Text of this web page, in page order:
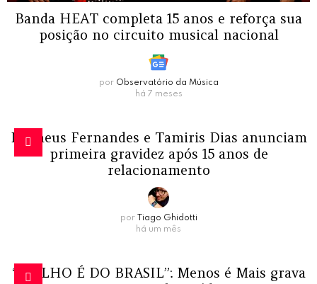
Banda HEAT completa 15 anos e reforça sua
posição no circuito musical nacional
por Observatório da Música
há 7 meses
Matheus Fernandes e Tamiris Dias anunciam
primeira gravidez após 15 anos de
relacionamento
por
Tiago Ghidotti
há um mês
“MOLHO É DO BRASIL”: Menos é Mais grava